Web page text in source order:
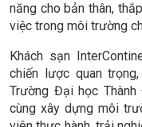
năng cho bản thân,
việc trong môi trường
Khách sạn
chiến lược quan
Trường Đại học
cùng xây dựng môi